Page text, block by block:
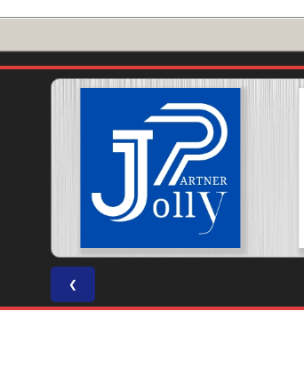
❮